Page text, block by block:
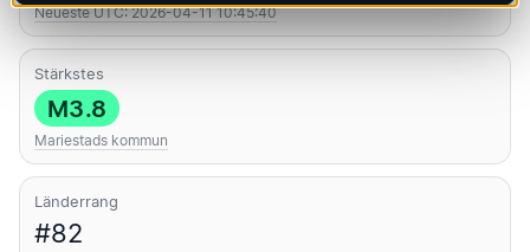
Neueste UTC: 2026-04-11 10:45:40
Stärkstes
M3.8
Mariestads kommun
Länderrang
#82